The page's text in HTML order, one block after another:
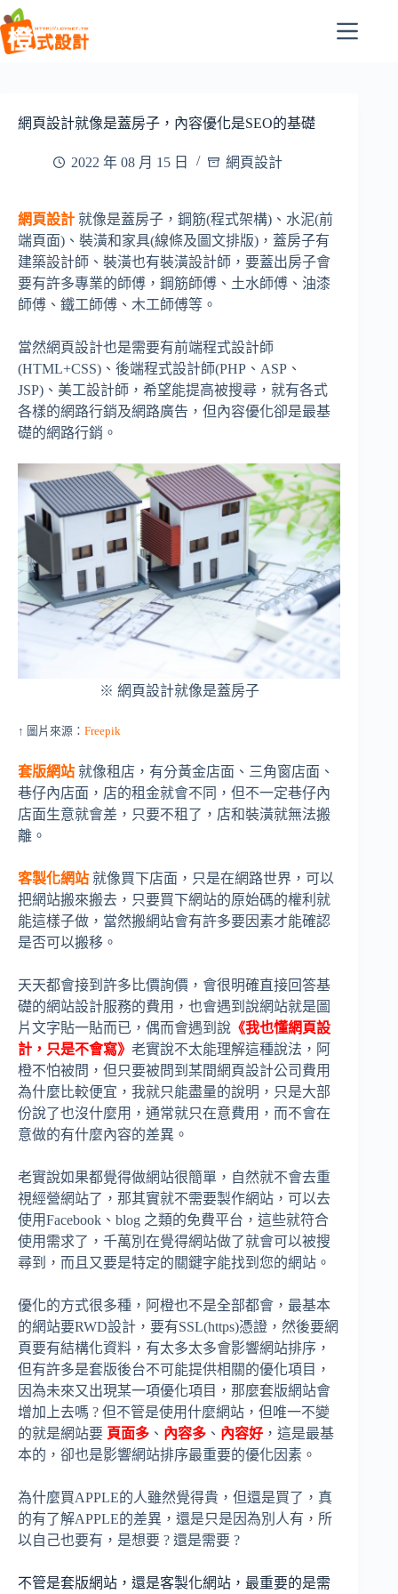
跳
至
主
網頁設計就像是蓋房子，內容優化是SEO的基礎
2022 年 08 月 15 日 網頁設計
網頁設計 就像是蓋房子，鋼筋(程式架構)、水泥(前
端頁面)、裝潢和家具(線條及圖文排版)，蓋房子有
建築設計師、裝潢也有裝潢設計師，要蓋出房子會
要有許多專業的師傅，鋼筋師傅、土水師傅、油漆
師傅、鐵工師傅、木工師傅等。
當然網頁設計也是需要有前端程式設計師
(HTML+CSS)、後端程式設計師(PHP、ASP、
JSP)、美工設計師，希望能提高被搜尋，就有各式
各樣的網路行銷及網路廣告，但內容優化卻是最基
礎的網路行銷。
※ 網頁設計就像是蓋房子
↑ 圖片來源： Freepik
套版網站 就像租店，有分黃金店面、三角窗店面、
巷仔內店面，店的租金就會不同，但不一定巷仔內
店面生意就會差，只要不租了，店和裝潢就無法搬
離。
客製化網站 就像買下店面，只是在網路世界，可以
把網站搬來搬去，只要買下網站的原始碼的權利就
能這樣子做，當然搬網站會有許多要因素才能確認
是否可以搬移。
天天都會接到許多比價詢價，會很明確直接回答基
礎的網站設計服務的費用，也會遇到說網站就是圖
片文字貼一貼而已，偶而會遇到說 《我也懂網頁設
計，只是不會寫》 老實說不太能理解這種說法，阿
橙不怕被問，但只要被問到某間網頁設計公司費用
為什麼比較便宜，我就只能盡量的說明，只是大部
份說了也沒什麼用，通常就只在意費用，而不會在
意做的有什麼內容的差異。
老實說如果都覺得做網站很簡單，自然就不會去重
視經營網站了，那其實就不需要製作網站，可以去
使用Facebook、blog 之類的免費平台，這些就符合
使用需求了，千萬別在覺得網站做了就會可以被搜
尋到，而且又要是特定的關鍵字能找到您的網站。
優化的方式很多種，阿橙也不是全部都會，最基本
的網站要RWD設計，要有SSL(https)憑證，然後要網
頁要有結構化資料，有太多太多會影響網站排序，
但有許多是套版後台不可能提供相關的優化項目，
因為未來又出現某一項優化項目，那麼套版網站會
增加上去嗎 ? 但不管是使用什麼網站，但唯一不變
的就是網站要 頁面多 、 內容多 、 內容好 ，這是最基
本的，卻也是影響網站排序最重要的優化因素。
為什麼買APPLE的人雖然覺得貴，但還是買了，真
的有了解APPLE的差異，還是只是因為別人有，所
以自己也要有，是想要 ? 還是需要 ?
不管是套版網站，還是客製化網站，最重要的是需